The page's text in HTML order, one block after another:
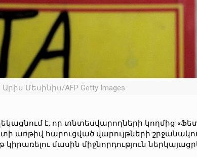
Մեսինիս/AFP Getty Images
է, որ տնտեսվարողների կողմից
հարուցված վարույթների շրջանակում
մասին միջնորդություն